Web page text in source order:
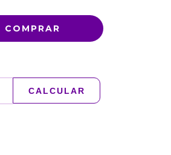
CALCULAR